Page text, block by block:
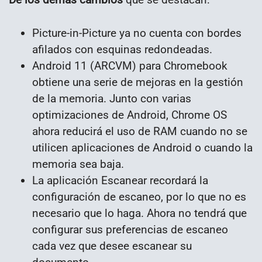
Picture-in-Picture ya no cuenta con bordes
afilados con esquinas redondeadas.
Android 11 (ARCVM) para Chromebook
obtiene una serie de mejoras en la gestión
de la memoria. Junto con varias
optimizaciones de Android, Chrome OS
ahora reducirá el uso de RAM cuando no se
utilicen aplicaciones de Android o cuando la
memoria sea baja.
La aplicación Escanear recordará la
configuración de escaneo, por lo que no es
necesario que lo haga. Ahora no tendrá que
configurar sus preferencias de escaneo
cada vez que desee escanear su